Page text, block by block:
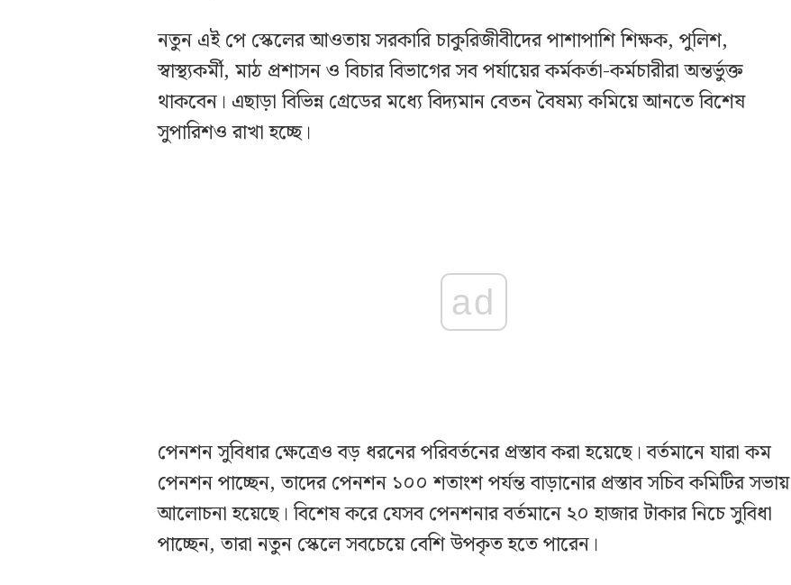
নতুন এই পে স্কেলের আওতায় সরকারি চাকুরিজীবীদের পাশাপাশি শিক্ষক, পুলিশ,
স্বাস্থ্যকর্মী, মাঠ প্রশাসন ও বিচার বিভাগের সব পর্যায়ের কর্মকর্তা-কর্মচারীরা অন্তর্ভুক্ত
থাকবেন। এছাড়া বিভিন্ন গ্রেডের মধ্যে বিদ্যমান বেতন বৈষম্য কমিয়ে আনতে বিশেষ
সুপারিশও রাখা হচ্ছে।
ad
পেনশন সুবিধার ক্ষেত্রেও বড় ধরনের পরিবর্তনের প্রস্তাব করা হয়েছে। বর্তমানে যারা কম
পেনশন পাচ্ছেন, তাদের পেনশন ১০০ শতাংশ পর্যন্ত বাড়ানোর প্রস্তাব সচিব কমিটির সভায়
আলোচনা হয়েছে। বিশেষ করে যেসব পেনশনার বর্তমানে ২০ হাজার টাকার নিচে সুবিধা
পাচ্ছেন, তারা নতুন স্কেলে সবচেয়ে বেশি উপকৃত হতে পারেন।